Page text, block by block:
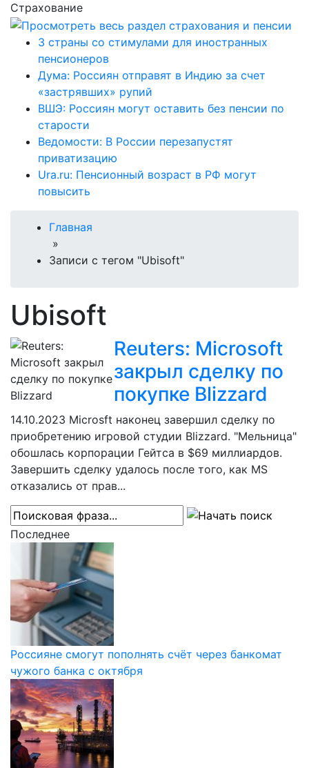
Страхование
3 страны со стимулами для иностранных
пенсионеров
Дума: Россиян отправят в Индию за счет
«застрявших» рупий
ВШЭ: Россиян могут оставить без пенсии по
старости
Ведомости: В России перезапустят
приватизацию
Ura.ru: Пенсионный возраст в РФ могут
повысить
Главная
»
Записи с тегом "Ubisoft"
Ubisoft
Reuters: Microsoft
закрыл сделку по
покупке Blizzard
14.10.2023 Microsft наконец завершил сделку по
приобретению игровой студии Blizzard. "Мельница"
обошлась корпорации Гейтса в $69 миллиардов.
Завершить сделку удалось после того, как MS
отказались от прав...
Последнее
Россияне смогут пополнять счёт через банкомат
чужого банка с октября